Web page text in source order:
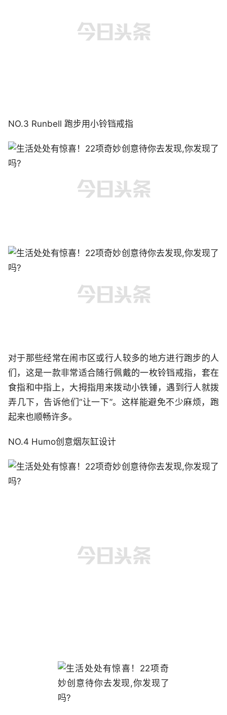
NO.3 Runbell 跑步用小铃铛戒指
对于那些经常在闹市区或行人较多的地方进行跑步的人
们，这是一款非常适合随行佩戴的一枚铃铛戒指，套在
食指和中指上，大拇指用来拨动小铁锤，遇到行人就拨
弄几下，告诉他们“让一下”。这样能避免不少麻烦，跑
起来也顺畅许多。
NO.4 Humo创意烟灰缸设计